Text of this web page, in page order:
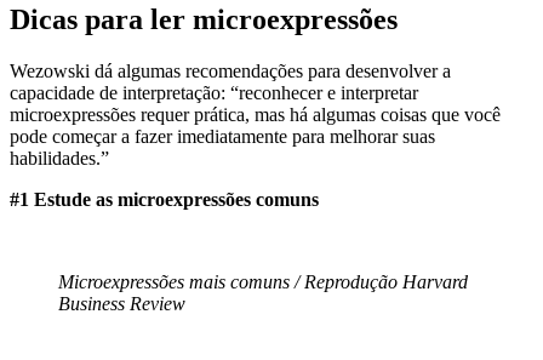
Dicas para ler microexpressões
Wezowski dá algumas recomendações para desenvolver a
capacidade de interpretação: “reconhecer e interpretar
microexpressões requer prática, mas há algumas coisas que você
pode começar a fazer imediatamente para melhorar suas
habilidades.”
#1 Estude as microexpressões comuns
Microexpressões mais comuns / Reprodução Harvard
Business Review